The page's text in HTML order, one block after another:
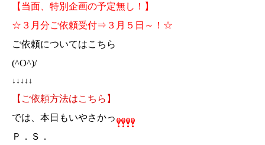
【当面、特別企画の予定無し！】
☆３月分ご依頼受付⇒３月５日～！☆
ご依頼についてはこちら
(^O^)/
↓↓↓↓↓
【ご依頼方法はこちら】
では、本日もいやさかっ
Ｐ．Ｓ．